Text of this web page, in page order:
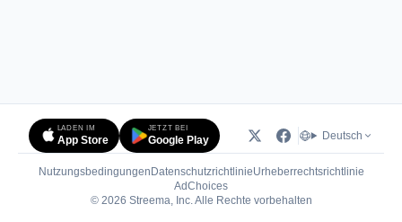
LADEN IM
App Store
JETZT BEI
Google Play Deutsch
Nutzungsbedingungen DatenschutzrichtlinieUrheberrechtsrichtlinie
AdChoices(öffnet in neuem Tab)
© 2026 Streema, Inc. Alle Rechte vorbehalten